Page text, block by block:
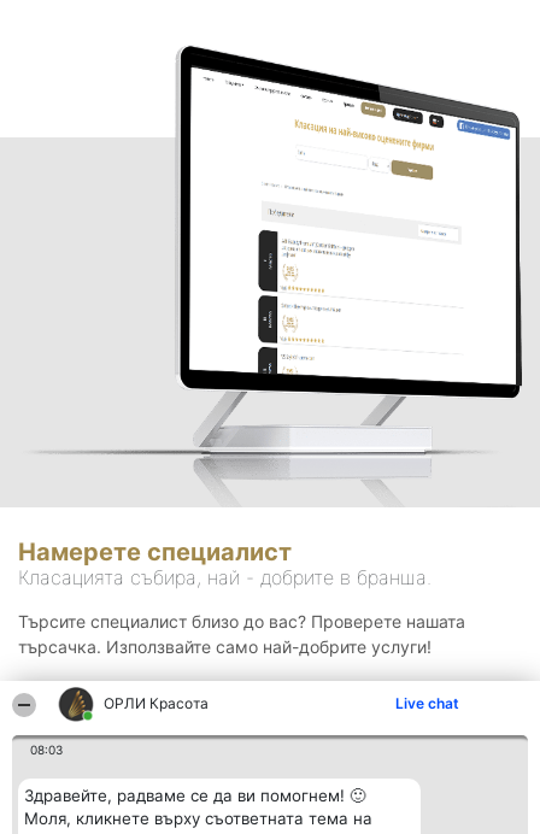
ОРЛИ Красота Live chat
08:03
Здравейте, радваме се да ви помогнем! 🙂
Моля, кликнете върху съответната тема на
Намерете специалист
Класацията събира, най - добрите в бранша.
Търсите специалист близо до вас? Проверете нашата
търсачка. Използвайте само най-добрите услуги!